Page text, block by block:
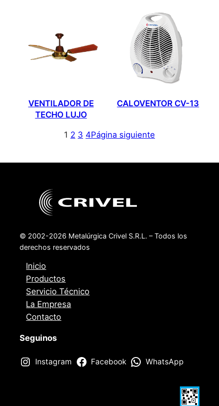
VENTILADOR DE
TECHO LUJO
CALOVENTOR CV-13
1 2 3 4Página siguiente
© 2002-2026 Metalúrgica Crivel S.R.L. – Todos los
derechos reservados
Inicio
Productos
Servicio Técnico
La Empresa
Contacto
Seguinos
Instagram Facebook WhatsApp